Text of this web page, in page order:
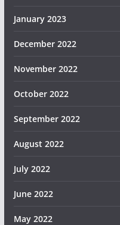
January 2023
December 2022
November 2022
October 2022
September 2022
August 2022
July 2022
June 2022
May 2022